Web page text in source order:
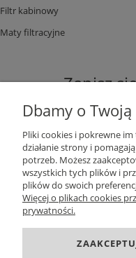
Filtr kabinowy
Maty filtracyjne
Zapisz
Dbamy o
Pliki cookies i pokrewne
działanie strony i
potrzeb. Możesz
wszystkich tych plików i
plików do swoich
Więcej o plikach cookies
prywatności.